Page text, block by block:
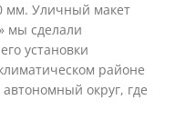
мм. Уличный макет
мы сделали
установки
районе
округ, где